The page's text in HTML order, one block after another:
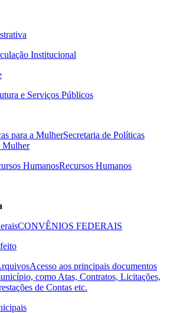
Institucional
e Serviços Públicos
para a MulherSecretaria de Políticas
Mulher
HumanosRecursos Humanos
CONVÊNIOS FEDERAIS
Acesso aos principais documentos
como Atas, Contratos, Licitações,
de Contas etc.